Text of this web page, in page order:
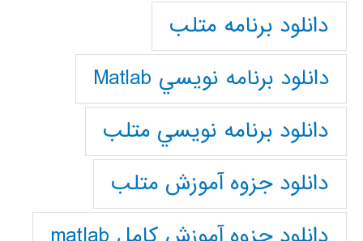
دانلود برنامه متلب
دانلود برنامه نويسي Matlab
دانلود برنامه نويسي متلب
دانلود جزوه آموزش متلب